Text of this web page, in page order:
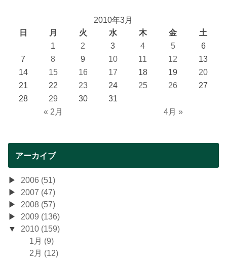
2010年3月
日
月 火 水 木 金 土
« 2月 4月 »
1 2 3 4 5
6
7
8 9 10 11 12
13
14
15 16 17 18 19
20
21
22 23 24 25 26
27
28
29 30 31
アーカイブ
2006 (51)
2007 (47)
2008 (57)
2009 (136)
2010 (159)
1月 (9)
2月 (12)